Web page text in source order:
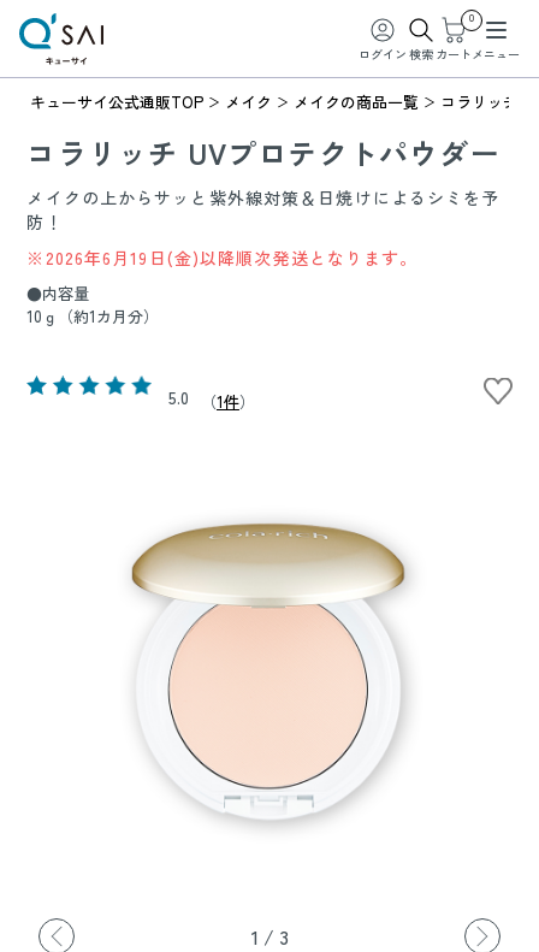
ログイン 検索
0
カート メニュー
キューサイ公式通販TOP メイク メイクの商品一覧 コラリッチ
コラリッチ UVプロテクトパウダー
メイクの上からサッと紫外線対策＆日焼けによるシミを予
防！
※2026年6月19日(金)以降順次発送となります。
●内容量
10ｇ（約1カ月分）
5.0 （1件）
1 / 3